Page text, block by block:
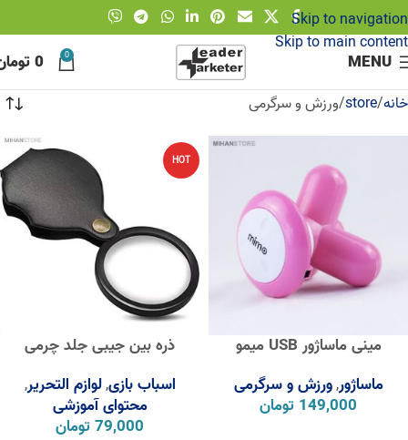
Skip to navigation
Skip to main content
MENU
0
0
خانه store ورزش و سرگرمی
مینی ماساژور USB میمو
ماساژور,ورزش و سرگرمی
149,000 تومان
HOT
ذره بین جیبی جلد چرمی
اسباب بازی,لوازم التحریر,
محتوای آموزشی
79,000 تومان